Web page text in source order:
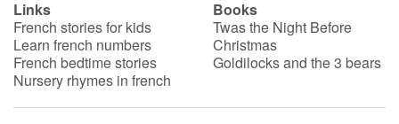
Links
French stories for kids
Learn french numbers
French bedtime stories
Nursery rhymes in french
Books
Twas the Night Before
Christmas
Goldilocks and the 3 bears